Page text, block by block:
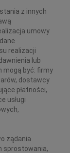
z innych
umowy
realizacji
lub
mogą być: firmy
dostawcy
płatności,
usługi
żądania
sprostowania,